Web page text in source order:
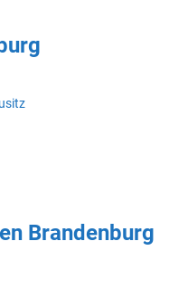
Brandenburg